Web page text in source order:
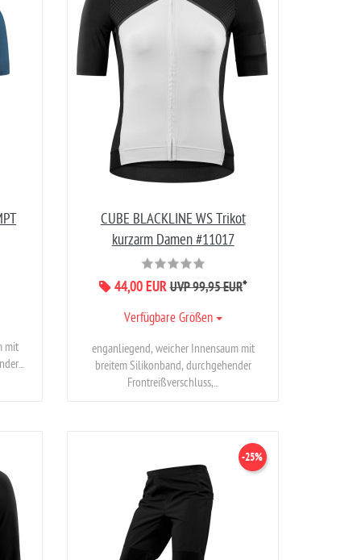
mit
CUBE BLACKLINE WS Trikot
kurzarm Damen #11017
44,00 EUR UVP 99,95 EUR*
Verfügbare Größen
enganliegend, weicher Innensaum mit
breitem Silikonband, durchgehender
Frontreißverschluss,...
-25%